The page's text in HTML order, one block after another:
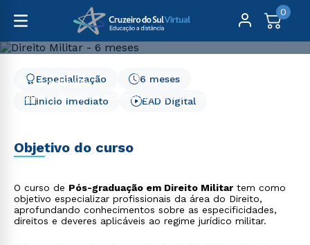
0
Pós-Graduação
Direito, Relações Internacionais e Ciência Política
Direito Militar - 6 meses
Início Imediato
6 meses
Especialização
EAD Digital
Objetivo do curso
O curso de Pós-graduação em Direito Militar tem como
objetivo especializar profissionais da área do Direito,
aprofundando conhecimentos sobre as especificidades,
direitos e deveres aplicáveis ao regime jurídico militar.